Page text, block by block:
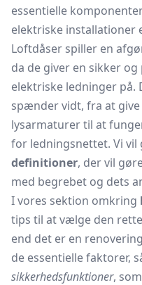
essentielle
elektriske installationer
Loftdåser spiller en
da de giver en sikker
elektriske ledninger på.
spænder vidt, fra at
lysarmaturertil at
for ledningsnettet. Vi vil
definitioner, der vil
med begrebet og dets
I vores sektion omkring
tips til at vælge den
end det er en
de essentielle faktorer,
sikkerhedsfunktioner,